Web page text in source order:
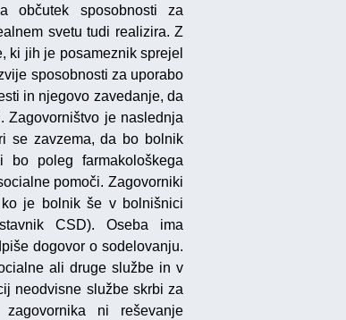
občutek sposobnosti za
svetu tudi realizira. Z
ki jih je posameznik sprejel
sposobnosti za uporabo
in njegovo zavedanje, da
Zagovorništvo je naslednja
se zavzema, da bo bolnik
bo poleg farmakološkega
pomoči. Zagovorniki
je bolnik še v bolnišnici
CSD). Oseba ima
dogovor o sodelovanju.
ali druge službe in v
neodvisne službe skrbi za
ni reševanje